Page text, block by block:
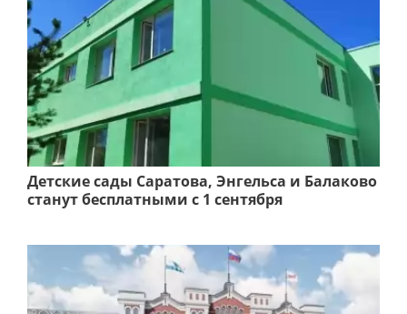
Детские сады Саратова, Энгельса и Балаково
станут бесплатными с 1 сентября